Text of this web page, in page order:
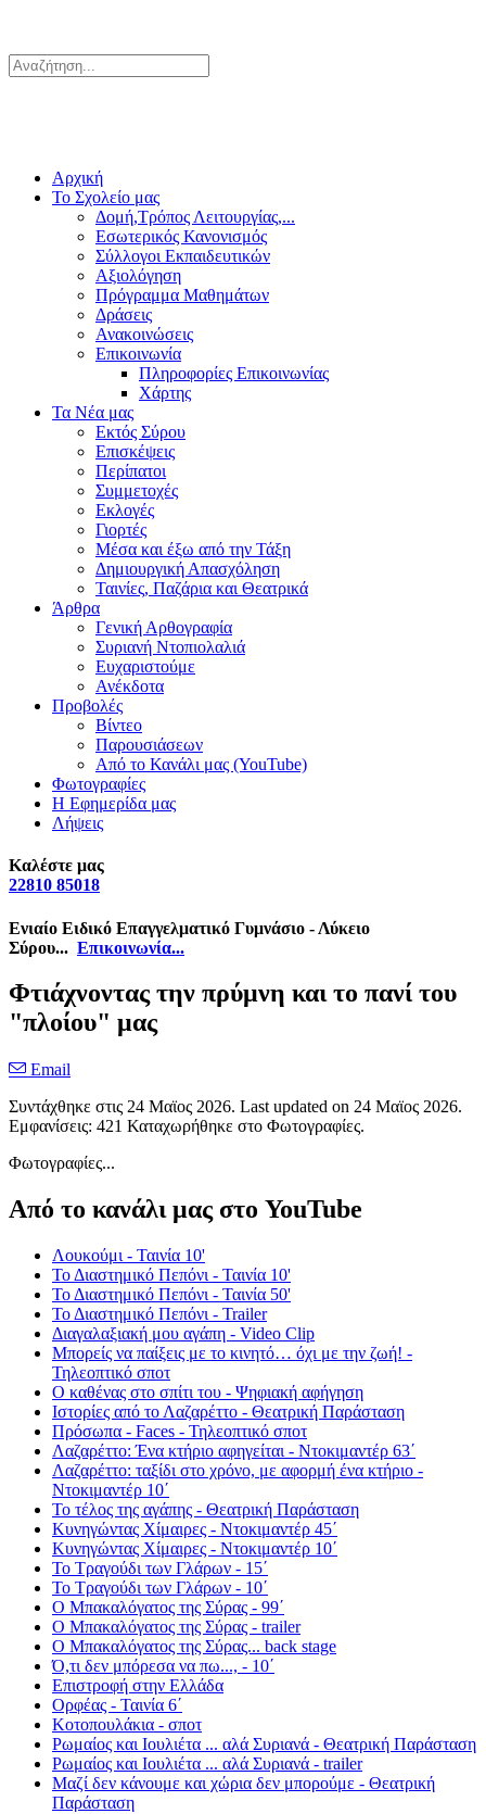
Αρχική
Το Σχολείο μας
Δομή,Τρόπος Λειτουργίας,...
Εσωτερικός Κανονισμός
Σύλλογοι Εκπαιδευτικών
Αξιολόγηση
Πρόγραμμα Μαθημάτων
Δράσεις
Ανακοινώσεις
Επικοινωνία
Πληροφορίες Επικοινωνίας
Χάρτης
Τα Νέα μας
Εκτός Σύρου
Επισκέψεις
Περίπατοι
Συμμετοχές
Εκλογές
Γιορτές
Μέσα και έξω από την Τάξη
Δημιουργική Απασχόληση
Ταινίες, Παζάρια και Θεατρικά
Άρθρα
Γενική Αρθογραφία
Συριανή Ντοπιολαλιά
Ευχαριστούμε
Ανέκδοτα
Προβολές
Βίντεο
Παρουσιάσεων
Από το Κανάλι μας (YouTube)
Φωτογραφίες
Η Εφημερίδα μας
Λήψεις
Καλέστε μας
22810 85018
Ενιαίο Ειδικό Επαγγελματικό Γυμνάσιο - Λύκειο
Σύρου... Επικοινωνία...
Φτιάχνοντας την πρύμνη και το πανί του
"πλοίου" μας
Email
Συντάχθηκε στις 24 Μαϊος 2026. Last updated on 24 Μαϊος 2026.
Εμφανίσεις: 421 Καταχωρήθηκε στο Φωτογραφίες.
Φωτογραφίες...
Από το κανάλι μας στο YouTube
Λουκούμι - Ταινία 10'
Το Διαστημικό Πεπόνι - Ταινία 10'
Το Διαστημικό Πεπόνι - Ταινία 50'
Το Διαστημικό Πεπόνι - Trailer
Διαγαλαξιακή μου αγάπη - Video Clip
Μπορείς να παίξεις με το κινητό… όχι με την ζωή! -
Τηλεοπτικό σποτ
Ο καθένας στο σπίτι του - Ψηφιακή αφήγηση
Ιστορίες από το Λαζαρέττο - Θεατρική Παράσταση
Πρόσωπα - Faces - Τηλεοπτικό σποτ
Λαζαρέττο: Ένα κτήριο αφηγείται - Ντοκιμαντέρ 63΄
Λαζαρέττο: ταξίδι στο χρόνο, με αφορμή ένα κτήριο -
Ντοκιμαντέρ 10΄
Το τέλος της αγάπης - Θεατρική Παράσταση
Κυνηγώντας Χίμαιρες - Ντοκιμαντέρ 45΄
Κυνηγώντας Χίμαιρες - Ντοκιμαντέρ 10΄
Το Τραγούδι των Γλάρων - 15΄
Το Τραγούδι των Γλάρων - 10΄
Ο Μπακαλόγατος της Σύρας - 99΄
Ο Μπακαλόγατος της Σύρας - trailer
Ο Μπακαλόγατος της Σύρας... back stage
Ό,τι δεν μπόρεσα να πω..., - 10΄
Επιστροφή στην Ελλάδα
Ορφέας - Ταινία 6΄
Κοτοπουλάκια - σποτ
Ρωμαίος και Ιουλιέτα ... αλά Συριανά - Θεατρική Παράσταση
Ρωμαίος και Ιουλιέτα ... αλά Συριανά - trailer
Μαζί δεν κάνουμε και χώρια δεν μπορούμε - Θεατρική
Παράσταση